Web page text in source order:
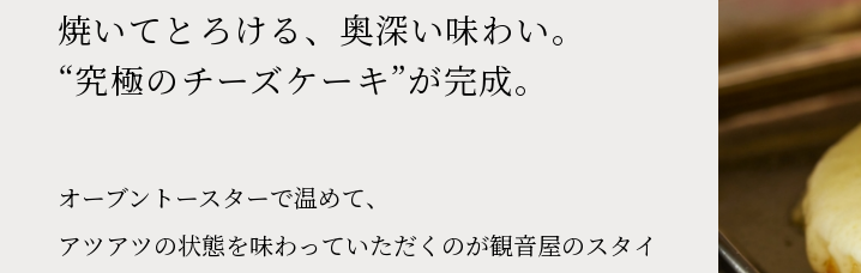
焼いてとろける、奥深い味わい。
“究極のチーズケーキ”が完成。
オーブントースターで温めて、
アツアツの状態を味わっていただくのが観音屋のスタイ